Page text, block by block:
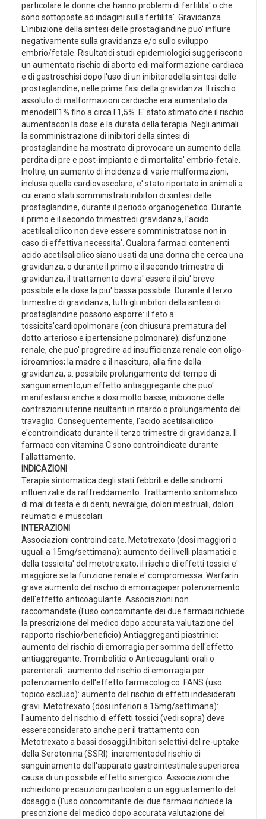
particolare le donne che hanno problemi di fertilita' o che
sono sottoposte ad indagini sulla fertilita'. Gravidanza.
L'inibizione della sintesi delle prostaglandine puo' influire
negativamente sulla gravidanza e/o sullo sviluppo
embrio/fetale. Risultatidi studi epidemiologici suggeriscono
un aumentato rischio di aborto edi malformazione cardiaca
e di gastroschisi dopo l'uso di un inibitoredella sintesi delle
prostaglandine, nelle prime fasi della gravidanza. Il rischio
assoluto di malformazioni cardiache era aumentato da
menodell'1% fino a circa l'1,5%. E' stato stimato che il rischio
aumentacon la dose e la durata della terapia. Negli animali
la somministrazione di inibitori della sintesi di
prostaglandine ha mostrato di provocare un aumento della
perdita di pre e post-impianto e di mortalita' embrio-fetale.
Inoltre, un aumento di incidenza di varie malformazioni,
inclusa quella cardiovascolare, e' stato riportato in animali a
cui erano stati somministrati inibitori di sintesi delle
prostaglandine, durante il periodo organogenetico. Durante
il primo e il secondo trimestredi gravidanza, l'acido
acetilsalicilico non deve essere somministratose non in
caso di effettiva necessita'. Qualora farmaci contenenti
acido acetilsalicilico siano usati da una donna che cerca una
gravidanza, o durante il primo e il secondo trimestre di
gravidanza, il trattamento dovra' essere il piu' breve
possibile e la dose la piu' bassa possibile. Durante il terzo
trimestre di gravidanza, tutti gli inibitori della sintesi di
prostaglandine possono esporre: il feto a:
tossicita'cardiopolmonare (con chiusura prematura del
dotto arterioso e ipertensione polmonare); disfunzione
renale, che puo' progredire ad insufficienza renale con oligo-
idroamnios; la madre e il nascituro, alla fine della
gravidanza, a: possibile prolungamento del tempo di
sanguinamento,un effetto antiaggregante che puo'
manifestarsi anche a dosi molto basse; inibizione delle
contrazioni uterine risultanti in ritardo o prolungamento del
travaglio. Conseguentemente, l'acido acetilsalicilico
e'controindicato durante il terzo trimestre di gravidanza. Il
farmaco con vitamina C sono controindicate durante
l'allattamento.
INDICAZIONI
Terapia sintomatica degli stati febbrili e delle sindromi
influenzalie da raffreddamento. Trattamento sintomatico
di mal di testa e di denti, nevralgie, dolori mestruali, dolori
reumatici e muscolari.
INTERAZIONI
Associazioni controindicate. Metotrexato (dosi maggiori o
uguali a 15mg/settimana): aumento dei livelli plasmatici e
della tossicita' del metotrexato; il rischio di effetti tossici e'
maggiore se la funzione renale e' compromessa. Warfarin:
grave aumento del rischio di emorragiaper potenziamento
dell'effetto anticoagulante. Associazioni non
raccomandate (l'uso concomitante dei due farmaci richiede
la prescrizione del medico dopo accurata valutazione del
rapporto rischio/beneficio) Antiaggreganti piastrinici:
aumento del rischio di emorragia per somma dell'effetto
antiaggregante. Trombolitici o Anticoagulanti orali o
parenterali : aumento del rischio di emorragia per
potenziamento dell'effetto farmacologico. FANS (uso
topico escluso): aumento del rischio di effetti indesiderati
gravi. Metotrexato (dosi inferiori a 15mg/settimana):
l'aumento del rischio di effetti tossici (vedi sopra) deve
essereconsiderato anche per il trattamento con
Metotrexato a bassi dosaggi.Inibitori selettivi del re-uptake
della Serotonina (SSRI): incrementodel rischio di
sanguinamento dell'apparato gastrointestinale superiorea
causa di un possibile effetto sinergico. Associazioni che
richiedono precauzioni particolari o un aggiustamento del
dosaggio (l'uso concomitante dei due farmaci richiede la
prescrizione del medico dopo accurata valutazione del